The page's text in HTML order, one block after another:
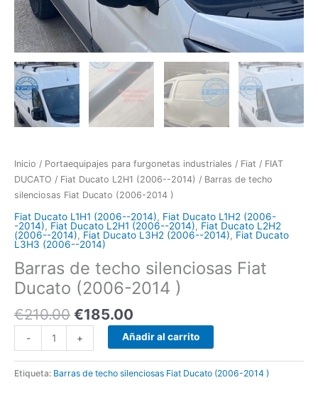
Inicio / Portaequipajes para furgonetas industriales / Fiat / FIAT
DUCATO / Fiat Ducato L2H1 (2006--2014) / Barras de techo
silenciosas Fiat Ducato (2006-2014 )
Fiat Ducato L1H1 (2006--2014), Fiat Ducato L1H2 (2006-
-2014), Fiat Ducato L2H1 (2006--2014), Fiat Ducato L2H2
(2006--2014), Fiat Ducato L3H2 (2006--2014), Fiat Ducato
L3H3 (2006--2014)
Barras de techo silenciosas Fiat
Ducato (2006-2014 )
€210.00 €185.00
- + Añadir al carrito
Etiqueta: Barras de techo silenciosas Fiat Ducato (2006-2014 )